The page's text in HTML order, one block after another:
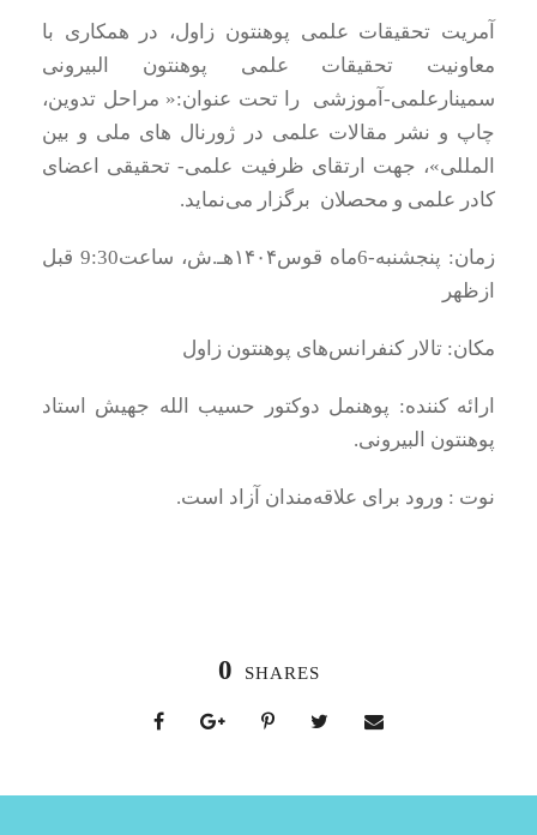
آمریت تحقیقات علمی پوهنتون زاول، در همکاری با
معاونیت تحقیقات علمی پوهنتون البیرونی
سمینارعلمی-آموزشی را تحت عنوان:« مراحل تدوین،
چاپ و نشر مقالات علمی در ژورنال های ملی و بین
المللی»، جهت ارتقای ظرفیت علمی- تحقیقی اعضای
کادر علمی و محصلان برگزار می‌نماید.
زمان: پنجشنبه-6ماه قوس۱۴۰۴هـ.ش، ساعت9:30 قبل
ازظهر
مکان: تالار کنفرانس‌های پوهنتون زاول
ارائه کننده: پوهنمل دوکتور حسیب الله جهیش استاد
پوهنتون البیرونی.
نوت : ورود برای علاقه‌مندان آزاد است.
0 SHARES